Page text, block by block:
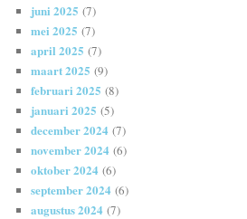
juni 2025 (7)
mei 2025 (7)
april 2025 (7)
maart 2025 (9)
februari 2025 (8)
januari 2025 (5)
december 2024 (7)
november 2024 (6)
oktober 2024 (6)
september 2024 (6)
augustus 2024 (7)